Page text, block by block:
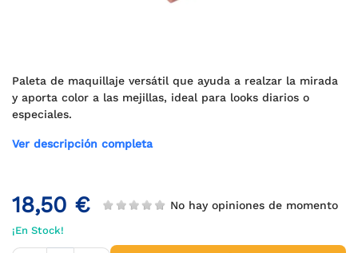
Paleta de maquillaje versátil que ayuda a realzar la mirada
y aporta color a las mejillas, ideal para looks diarios o
especiales.
Ver descripción completa
18,50 € No hay opiniones de momento
¡En Stock!